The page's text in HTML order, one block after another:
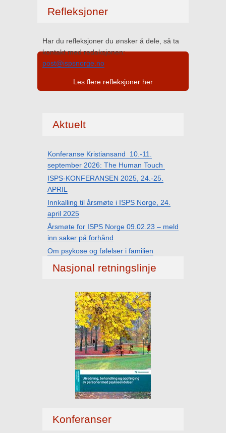
Refleksjoner
Har du refleksjoner du ønsker å dele, så ta
kontakt med redaksjonen:
post@ispsnorge.no
Les flere refleksjoner her
Aktuelt
Konferanse Kristiansand 10.-11.
september 2026: The Human Touch
ISPS-KONFERANSEN 2025, 24.-25.
APRIL
Innkalling til årsmøte i ISPS Norge, 24.
april 2025
Årsmøte for ISPS Norge 09.02.23 – meld
inn saker på forhånd
Om psykose og følelser i familien
Nasjonal retningslinje
Konferanser